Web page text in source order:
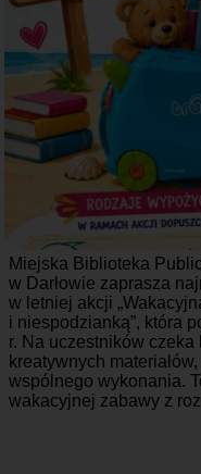
Miejska Biblioteka
w Darłowie zaprasza
w letniej akcji
i niespodzianką”, która
r. Na uczestników
kreatywnych
wspólnego wykonania.
wakacyjnej zabawy z